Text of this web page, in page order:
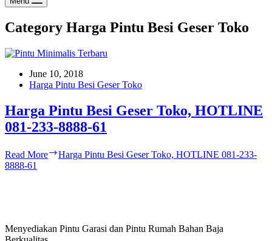
Category Harga Pintu Besi Geser Toko
June 10, 2018
Harga Pintu Besi Geser Toko
Harga Pintu Besi Geser Toko, HOTLINE
081-233-8888-61
Read More
Harga Pintu Besi Geser Toko, HOTLINE 081-233-
8888-61
Menyediakan Pintu Garasi dan Pintu Rumah Bahan Baja